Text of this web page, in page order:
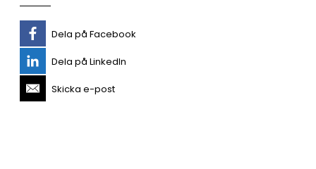
Dela på Facebook
Dela på LinkedIn
Skicka e-post